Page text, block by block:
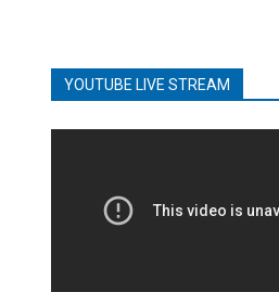
YOUTUBE LIVE STREAM